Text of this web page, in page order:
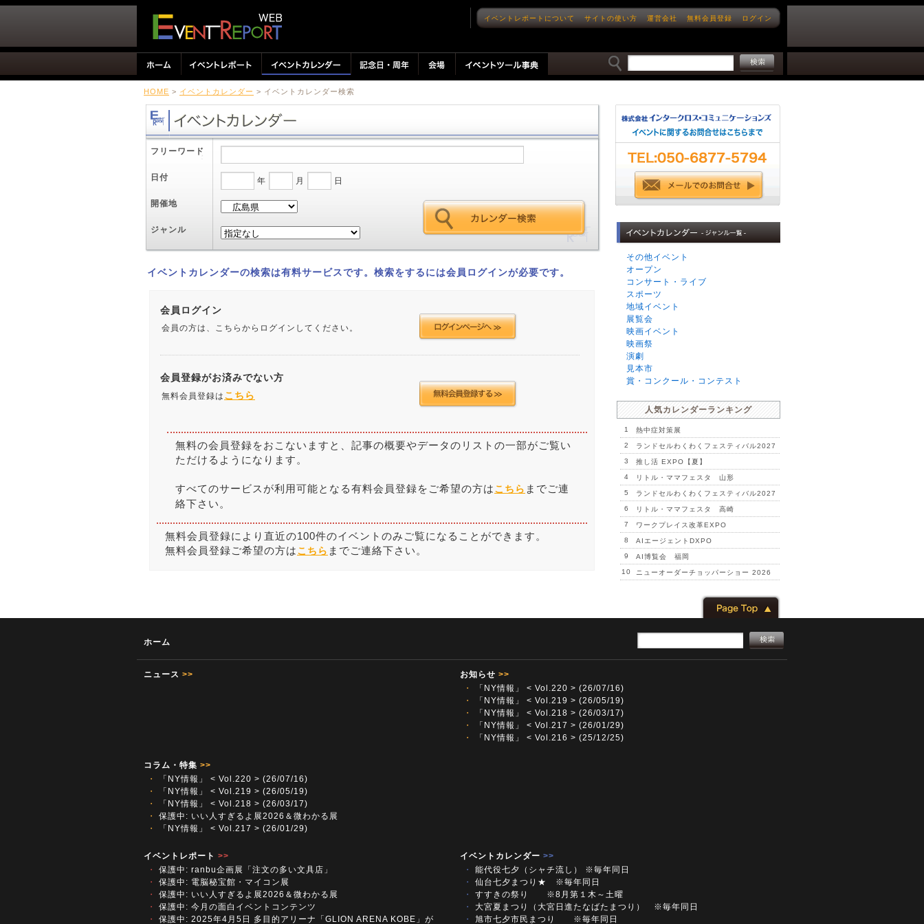
イベントレポートについて サイトの使い方 運営会社 無料会員登録 ログイン
HOME > イベントカレンダー > イベントカレンダー検索
フリーワード
日付 年 月 日
開催地
ジャンル
イベントカレンダーの検索は有料サービスです。検索をするには会員ログインが必要です。
会員ログイン
会員の方は、こちらからログインしてください。
会員登録がお済みでない方
無料会員登録は こちら
無料の会員登録をおこないますと、記事の概要やデータのリストの一部がご覧い
ただけるようになります。
すべてのサービスが利用可能となる有料会員登録をご希望の方はこちら までご連
絡下さい。
無料会員登録により直近の100件のイベントのみご覧になることができます。
無料会員登録ご希望の方はこちら までご連絡下さい。
その他イベント
オープン
コンサート・ライブ
スポーツ
地域イベント
展覧会
映画イベント
映画祭
演劇
見本市
賞・コンクール・コンテスト
人気カレンダーランキング
1
熱中症対策展
2
ランドセルわくわくフェスティバル2027
3
推し活 EXPO【夏】
4
リトル・ママフェスタ 山形
5
ランドセルわくわくフェスティバル2027
6
リトル・ママフェスタ 高崎
7
ワークプレイス改革EXPO
8
AIエージェントDXPO
9
AI博覧会 福岡
10
ニューオーダーチョッパーショー 2026
ホーム
ニュース >> お知らせ >>
・
「NY情報」 < Vol.220 > (26/07/16)
・
「NY情報」 < Vol.219 > (26/05/19)
・
「NY情報」 < Vol.218 > (26/03/17)
・
「NY情報」 < Vol.217 > (26/01/29)
・
「NY情報」 < Vol.216 > (25/12/25)
コラム・特集 >>
・
「NY情報」 < Vol.220 > (26/07/16)
・
「NY情報」 < Vol.219 > (26/05/19)
・
「NY情報」 < Vol.218 > (26/03/17)
・
保護中: いい人すぎるよ展2026＆微わかる展
・
「NY情報」 < Vol.217 > (26/01/29)
イベントレポート >>
・
保護中: ranbu企画展「注文の多い文具店」
・
保護中: 電脳秘宝館・マイコン展
・
保護中: いい人すぎるよ展2026＆微わかる展
・
保護中: 今月の面白イベントコンテンツ
・
保護中: 2025年4月5日 多目的アリーナ「GLION ARENA KOBE」が
イベントカレンダー >>
・
能代役七夕（シャチ流し） ※毎年同日
・
仙台七夕まつり★ ※毎年同日
・
すすきの祭り ※8月第１木～土曜
・
大宮夏まつり（大宮日進たなばたまつり） ※毎年同日
・
旭市七夕市民まつり ※毎年同日